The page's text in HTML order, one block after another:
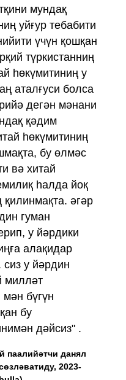
мундақ
уйғур тебабити
үчүн қошқан
түркистанниң
һөкүмитиниң у
аталғуси болса
дегән мәнани
қәдим
һөкүмитиниң
бу өлмәс
вә хитай
һалда йоқ
қилинмақта. әгәр
гуман
у йәрдики
алақидар
сиз у йәрдин
милләт
бүгүн
бу
дәйсиз" .
паалийәтчи данял
2023-